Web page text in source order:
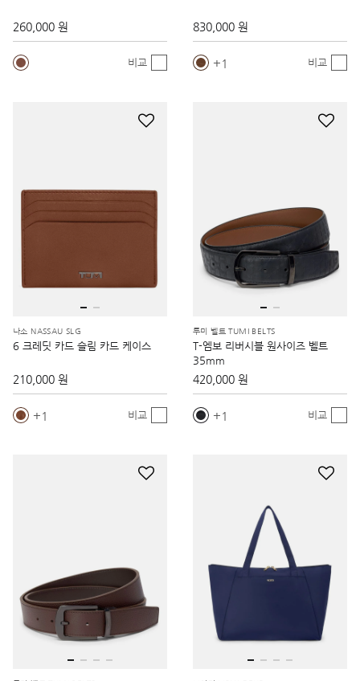
260,000 원
비교
830,000 원
1 비교
나소 NASSAU SLG
6 크레딧 카드 슬림 카드 케이스
210,000 원
1 비교
투미 벨트 TUMI BELTS
T-엠보 리버시블 원사이즈 벨트
35mm
420,000 원
1 비교